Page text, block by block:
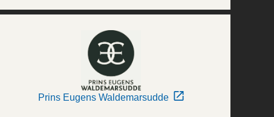
Prins Eugens Waldemarsudde